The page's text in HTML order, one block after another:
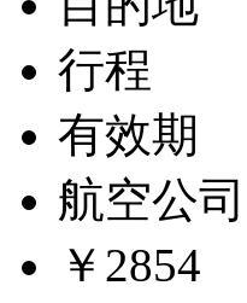
行程
有效期
航空公司
￥2854